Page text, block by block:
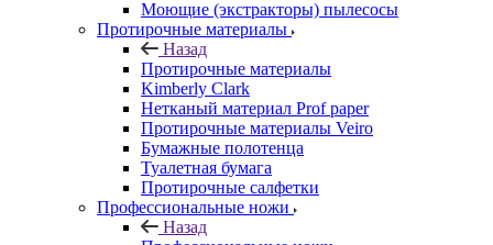
Моющие (экстракторы) пылесосы
Протирочные материалы
Назад
Протирочные материалы
Kimberly Clark
Нетканый материал Prof paper
Протирочные материалы Veiro
Бумажные полотенца
Туалетная бумага
Протирочные салфетки
Профессиональные ножи
Назад